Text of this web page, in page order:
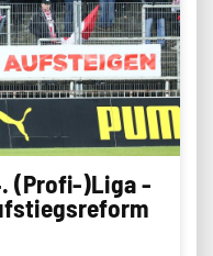
(Profi-)Liga -